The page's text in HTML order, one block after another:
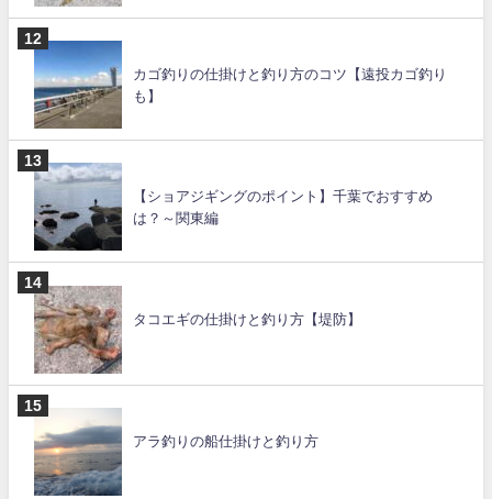
カゴ釣りの仕掛けと釣り方のコツ【遠投カゴ釣り
も】
【ショアジギングのポイント】千葉でおすすめ
は？～関東編
タコエギの仕掛けと釣り方【堤防】
アラ釣りの船仕掛けと釣り方